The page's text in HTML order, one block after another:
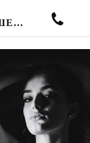
ПОВЫШЕНИЕ НОРМЫ. ПОВЫШЕНИЕ РАСХОДОВ ДЛЯ ПОВЫШЕНИЯ ДОХОДА.